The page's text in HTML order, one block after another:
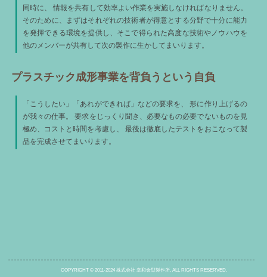
同時に、 情報を共有して効率よい作業を実施しなければなりません。
そのために、まずはそれぞれの技術者が得意とする分野で十分に能力
を発揮できる環境を提供し、そこで得られた高度な技術やノウハウを
他のメンバーが共有して次の製作に生かしてまいります。
プラスチック成形事業を背負うという自負
「こうしたい」「あれができれば」などの要求を、 形に作り上げるの
が我々の仕事。 要求をじっくり聞き、必要なもの必要でないものを見
極め、コストと時間を考慮し、 最後は徹底したテストをおこなって製
品を完成させてまいります。
COPYRIGHT © 2011-2024 株式会社 幸和金型製作所, ALL RIGHTS RESERVED.